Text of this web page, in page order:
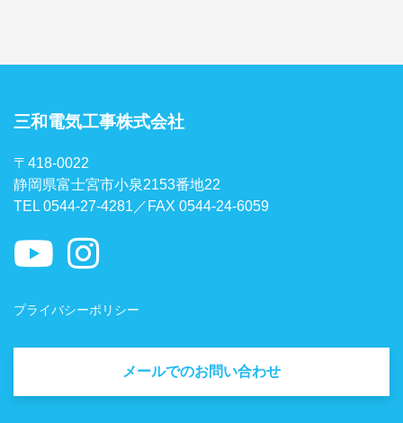
三和電気工事株式会社
〒418-0022
静岡県富士宮市小泉2153番地22
TEL 0544-27-4281／FAX 0544-24-6059
プライバシーポリシー
メールでのお問い合わせ